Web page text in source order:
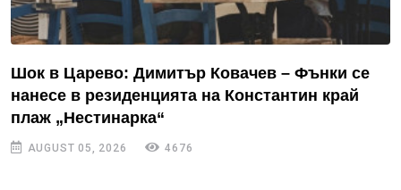
Шок в Царево: Димитър Ковачев – Фънки се
нанесе в резиденцията на Константин край
плаж „Нестинарка“
AUGUST 05, 2026 4676